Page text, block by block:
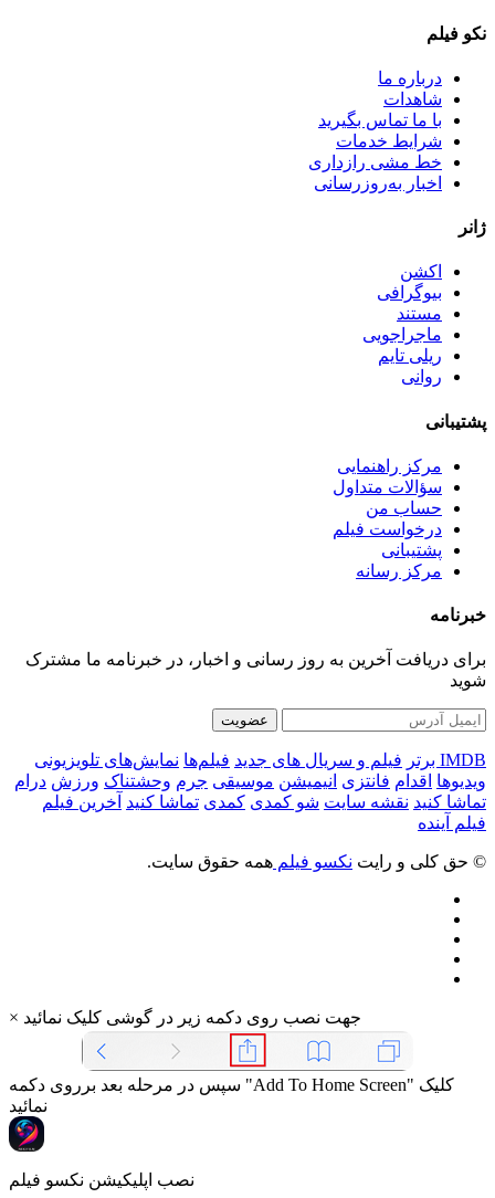
نکو فیلم
درباره ما
شاهدات
با ما تماس بگیرید
شرایط خدمات
خط مشی رازداری
اخبار به‌روزرسانی
ژانر
اکشن
بیوگرافی
مستند
ماجراجویی
ریلی تایم
روانی
پشتیبانی
مرکز راهنمایی
سؤالات متداول
حساب من
درخواست فیلم
پشتیبانی
مرکز رسانه
خبرنامه
برای دریافت آخرین به روز رسانی و اخبار، در خبرنامه ما مشترک
شوید
عضویت
IMDB برتر فیلم و سریال های جدید فیلم‌ها نمایش‌های تلویزیونی
ویدیوها اقدام فانتزی انیمیشن موسیقی جرم وحشتناک ورزش درام
تماشا کنید نقشه سایت شو کمدی کمدی تماشا کنید آخرین فیلم
فیلم آینده
© حق کلی و رایت نکسو فیلم همه حقوق سایت.
× جهت نصب روی دکمه زیر در گوشی کلیک نمائید
سپس در مرحله بعد برروی دکمه "Add To Home Screen" کلیک
نمائید
نصب اپلیکیشن نکسو فیلم